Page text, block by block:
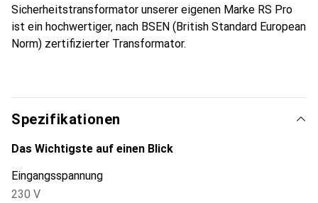
Sicherheitstransformator unserer eigenen Marke RS Pro
ist ein hochwertiger, nach BSEN (British Standard European
Norm) zertifizierter Transformator.
Spezifikationen
Das Wichtigste auf einen Blick
Eingangsspannung
230 V